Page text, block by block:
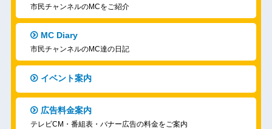
市民チャンネルのMCをご紹介
MC Diary
市民チャンネルのMC達の日記
イベント案内
広告料金案内
テレビCM・番組表・バナー広告の料金をご案内